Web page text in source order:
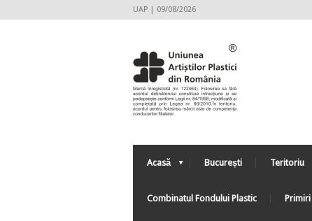
UAP | 09/08/2026
Acasă București Teritoriu
Combinatul Fondului Plastic